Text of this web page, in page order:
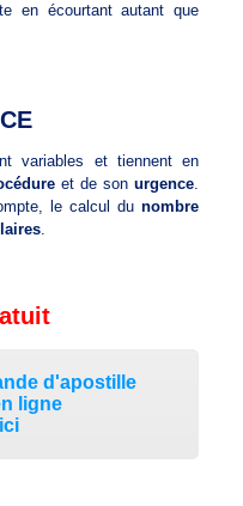
en écourtant autant que
variables et tiennent en
et de sonurgence.
le calcul dunombre
.
d'apostille
ligne